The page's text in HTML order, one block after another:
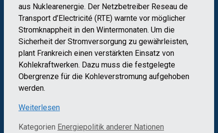
aus Nuklearenergie. Der Netzbetreiber Reseau de
Transport d’Electricité (RTE) warnte vor möglicher
Stromknappheit in den Wintermonaten. Um die
Sicherheit der Stromversorgung zu gewährleisten,
plant Frankreich einen verstärkten Einsatz von
Kohlekraftwerken. Dazu muss die festgelegte
Obergrenze für die Kohleverstromung aufgehoben
werden.
Weiterlesen
Kategorien Energiepolitik anderer Nationen